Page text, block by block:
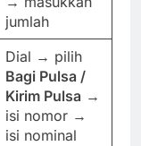
jumlah
Dial → pilih
Bagi Pulsa /
Kirim Pulsa →
isi nomor →
isi nominal